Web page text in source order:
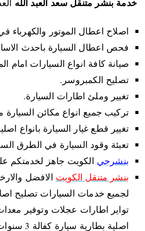
اصلاح اعطال الموتور
فحص اعطال السيارة باحدث
صيانة كافة انواع السيارات امام
تصليح الكمبروسر.
تغيير وملئ اطارات السيارة.
تركيب جميع انواع مكائن السيارة
تغيير قطع غيار السيارة بانواع
تعبئة وقود السيارة في الطرق
بنشرجي الكويت جاهز لخدمتكم
بنشر متنقل الكويت الافضل
لجميع خدمات السيارات تصليح
تواير اطارات عجلات وتوفير
اصلية بطارية سيارة كفالة 3 سنوات .